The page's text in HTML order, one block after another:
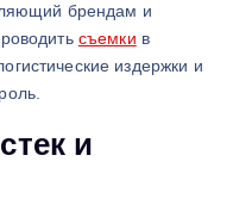
брендам и
съемки в
издержки и
и